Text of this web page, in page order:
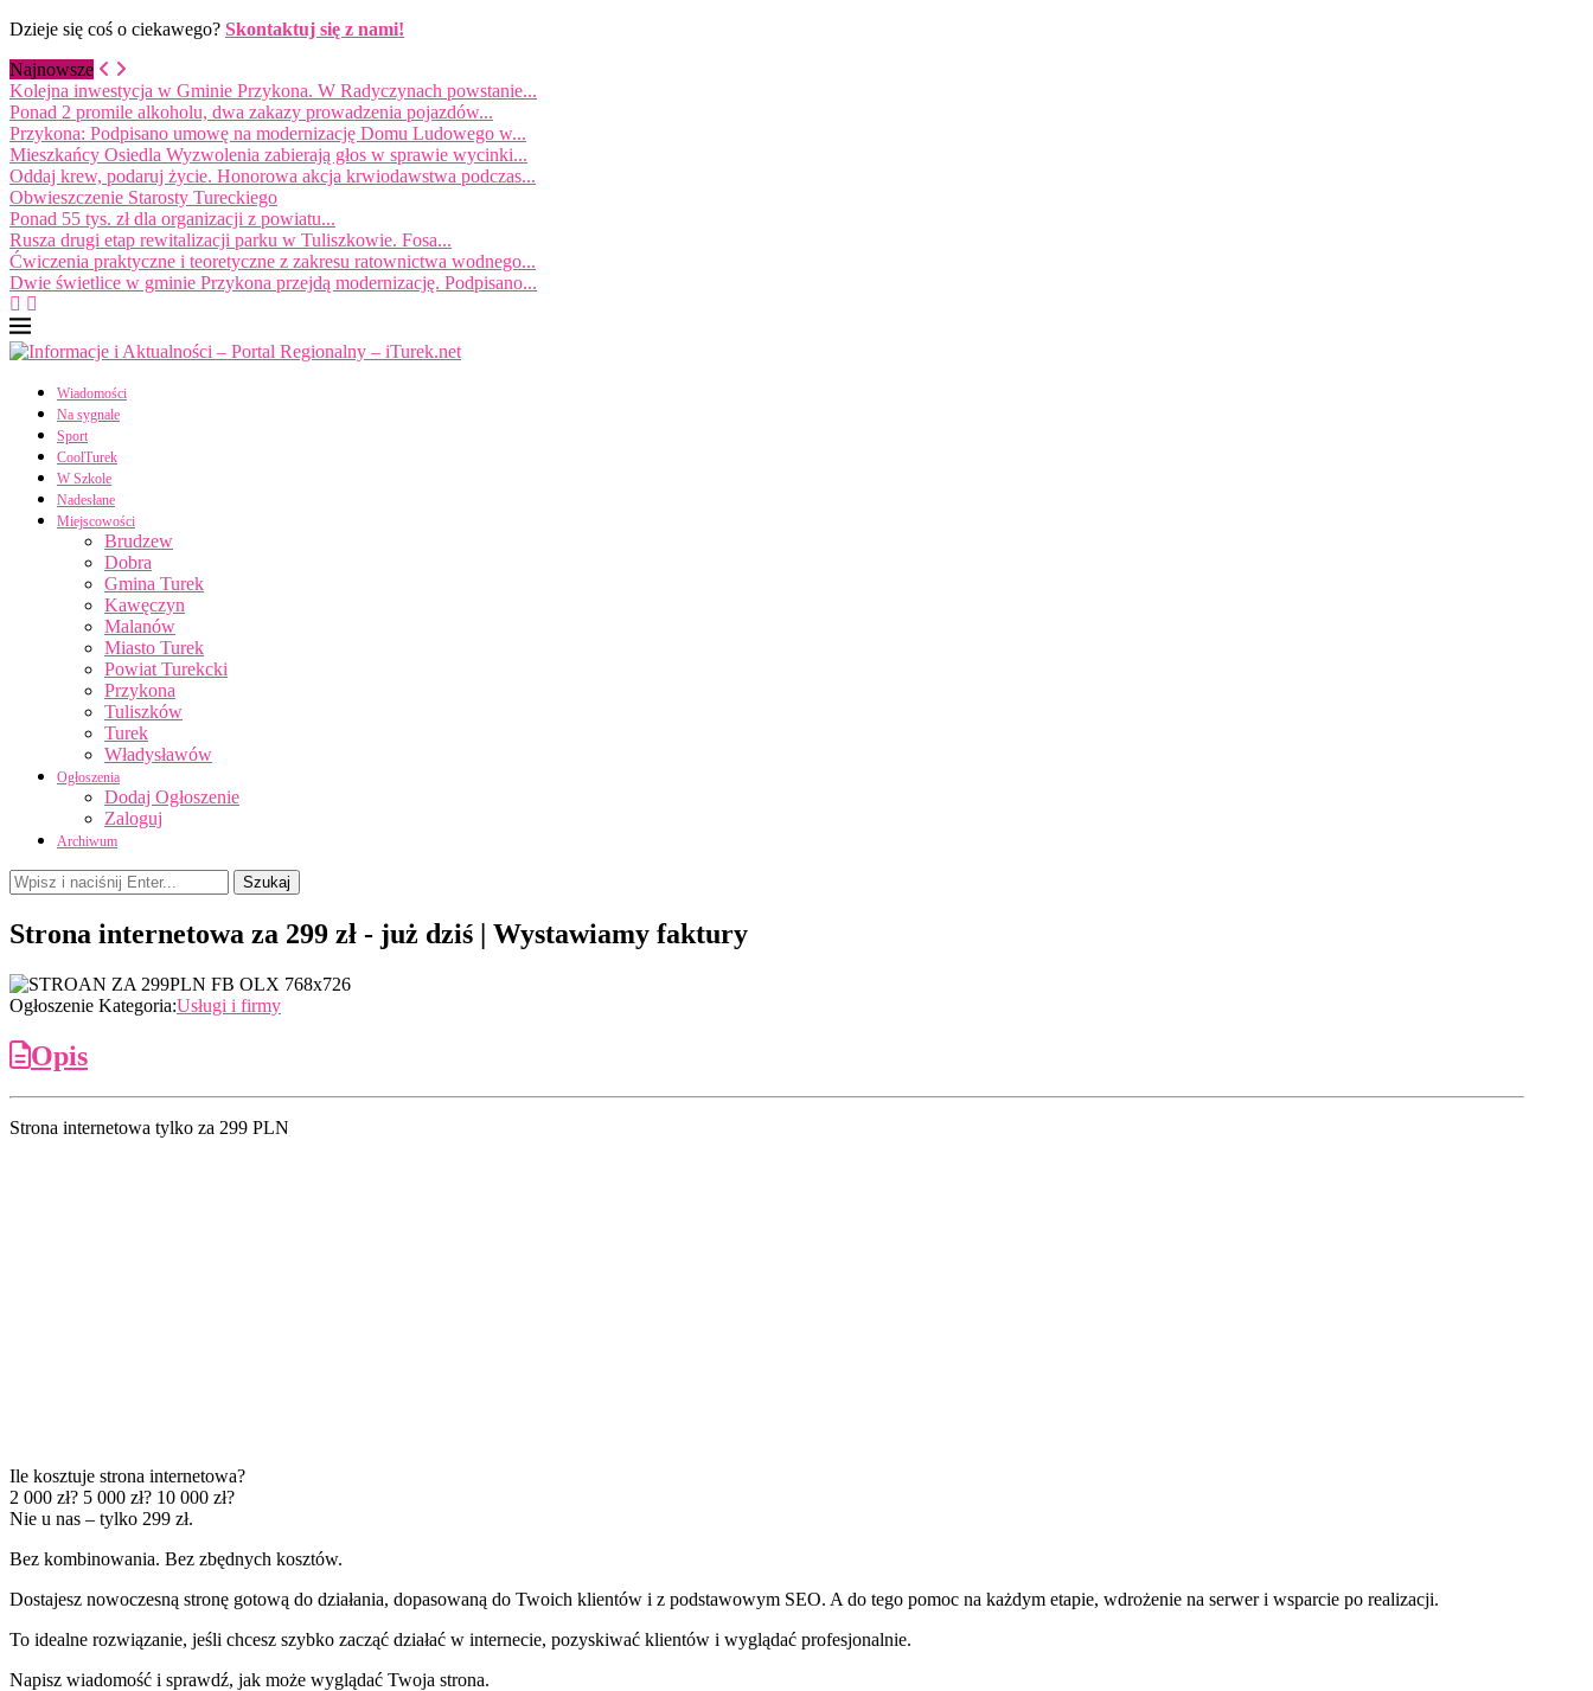
Dzieje się coś o ciekawego? Skontaktuj się z nami!
Najnowsze
Kolejna inwestycja w Gminie Przykona. W Radyczynach powstanie...
Ponad 2 promile alkoholu, dwa zakazy prowadzenia pojazdów...
Przykona: Podpisano umowę na modernizację Domu Ludowego w...
Mieszkańcy Osiedla Wyzwolenia zabierają głos w sprawie wycinki...
Oddaj krew, podaruj życie. Honorowa akcja krwiodawstwa podczas...
Obwieszczenie Starosty Tureckiego
Ponad 55 tys. zł dla organizacji z powiatu...
Rusza drugi etap rewitalizacji parku w Tuliszkowie. Fosa...
Ćwiczenia praktyczne i teoretyczne z zakresu ratownictwa wodnego...
Dwie świetlice w gminie Przykona przejdą modernizację. Podpisano...
Wiadomości
Na sygnale
Sport
CoolTurek
W Szkole
Nadesłane
Miejscowości
Brudzew
Dobra
Gmina Turek
Kawęczyn
Malanów
Miasto Turek
Powiat Turekcki
Przykona
Tuliszków
Turek
Władysławów
Ogłoszenia
Dodaj Ogłoszenie
Zaloguj
Archiwum
Szukaj
Strona internetowa za 299 zł - już dziś | Wystawiamy faktury
Poprzedni
Następny
Ogłoszenie Kategoria:Usługi i firmy
Opis
Strona internetowa tylko za 299 PLN
Ile kosztuje strona internetowa?
2 000 zł? 5 000 zł? 10 000 zł?
Nie u nas – tylko 299 zł.
Bez kombinowania. Bez zbędnych kosztów.
Dostajesz nowoczesną stronę gotową do działania, dopasowaną do Twoich klientów i z podstawowym SEO. A do tego pomoc na każdym etapie, wdrożenie na serwer i wsparcie po realizacji.
To idealne rozwiązanie, jeśli chcesz szybko zacząć działać w internecie, pozyskiwać klientów i wyglądać profesjonalnie.
Napisz wiadomość i sprawdź, jak może wyglądać Twoja strona.